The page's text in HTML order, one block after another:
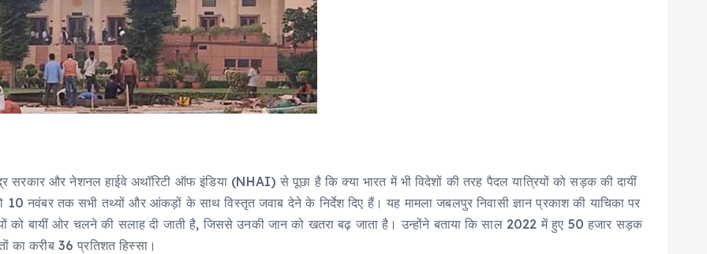
सरकार और नेशनल हाईवे अथॉरिटी ऑफ इंडिया (NHAI) से पूछा है कि क्या भारत में भी विदेशों की तरह पैदल यात्रियों को सड़क की दायीं
नवंबर तक सभी तथ्यों और आंकड़ों के साथ विस्तृत जवाब देने के निर्देश दिए हैं। यह मामला जबलपुर निवासी ज्ञान प्रकाश की याचिका पर
को बायीं ओर चलने की सलाह दी जाती है, जिससे उनकी जान को खतरा बढ़ जाता है। उन्होंने बताया कि साल 2022 में हुए 50 हजार सड़क
का करीब 36 प्रतिशत हिस्सा।